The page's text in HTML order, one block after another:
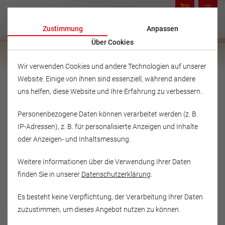
Musikschule Fröhlich
Zustimmung
Anpassen
Über Cookies
Wir verwenden Cookies und andere Technologien auf unserer
Website. Einige von ihnen sind essenziell, während andere
uns helfen, diese Website und Ihre Erfahrung zu verbessern.
Personenbezogene Daten können verarbeitet werden (z. B.
IP-Adressen), z. B. für personalisierte Anzeigen und Inhalte
oder Anzeigen- und Inhaltsmessung.
Weitere Informationen über die Verwendung Ihrer Daten
finden Sie in unserer Datenschutzerklärung
Es besteht keine Verpflichtung, der Verarbeitung Ihrer Daten
zuzustimmen, um dieses Angebot nutzen zu können.